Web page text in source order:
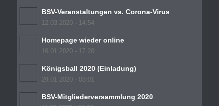
BSV-Veranstaltungen vs. Corona-Virus
12.03.2020 - 14:54
Homepage wieder online
16.01.2020 - 17:20
Königsball 2020 (Einladung)
29.01.2020 - 08:01
BSV-Mitgliederversammlung 2020